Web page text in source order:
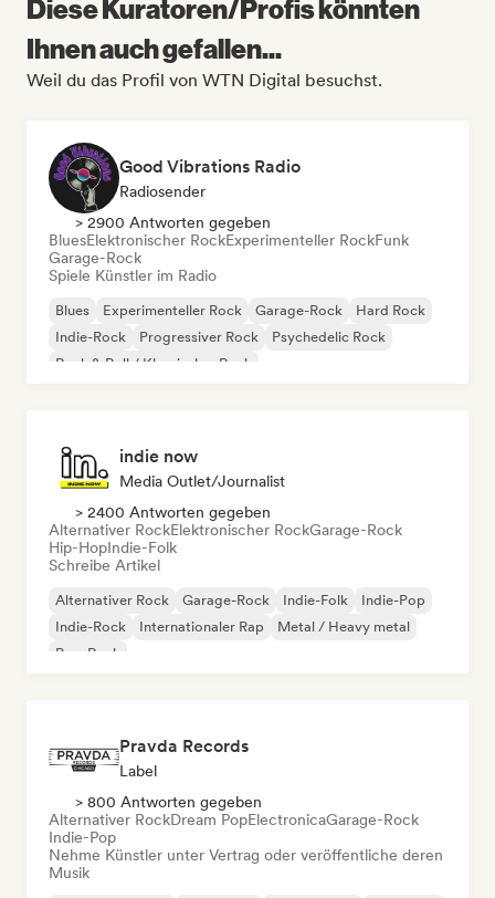
Diese Kuratoren/Profis könnten
Ihnen auch gefallen...
Weil du das Profil von WTN Digital besuchst.
Good Vibrations Radio
Radiosender
> 2900 Antworten gegeben
BluesElektronischer RockExperimenteller RockFunk
Garage-Rock
Spiele Künstler im Radio
Blues Experimenteller Rock Garage-Rock
Hard Rock
Indie-Rock
Progressiver Rock
Psychedelic Rock
Rock & Roll / Klassischer Rock
indie now
Media Outlet/Journalist
> 2400 Antworten gegeben
Alternativer RockElektronischer RockGarage-Rock
Hip-HopIndie-Folk
Schreibe Artikel
Alternativer Rock Garage-Rock Indie-Folk
Indie-Pop
Indie-Rock
Internationaler Rap
Metal / Heavy metal
Pop-Rock
Pravda Records
Label
> 800 Antworten gegeben
Alternativer RockDream PopElectronicaGarage-Rock
Indie-Pop
Nehme Künstler unter Vertrag oder veröffentliche deren
Musik